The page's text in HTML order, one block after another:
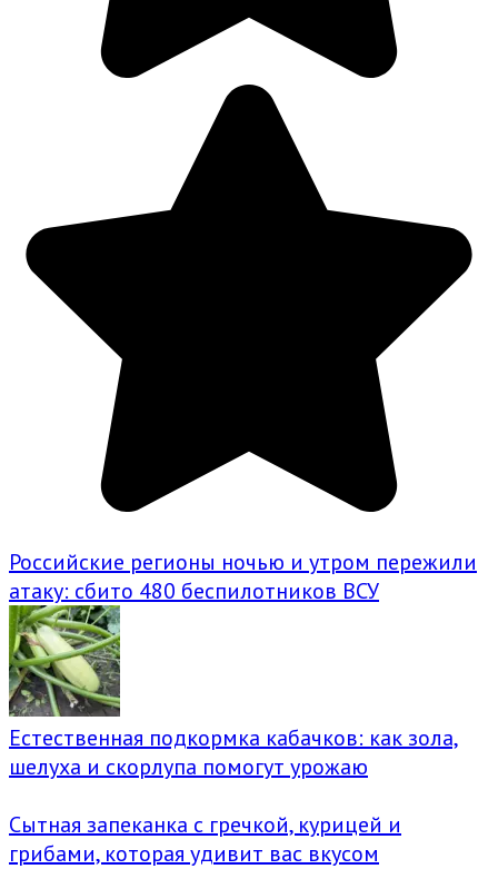
Российские регионы ночью и утром пережили
атаку: сбито 480 беспилотников ВСУ
Естественная подкормка кабачков: как зола,
шелуха и скорлупа помогут урожаю
Сытная запеканка с гречкой, курицей и
грибами, которая удивит вас вкусом